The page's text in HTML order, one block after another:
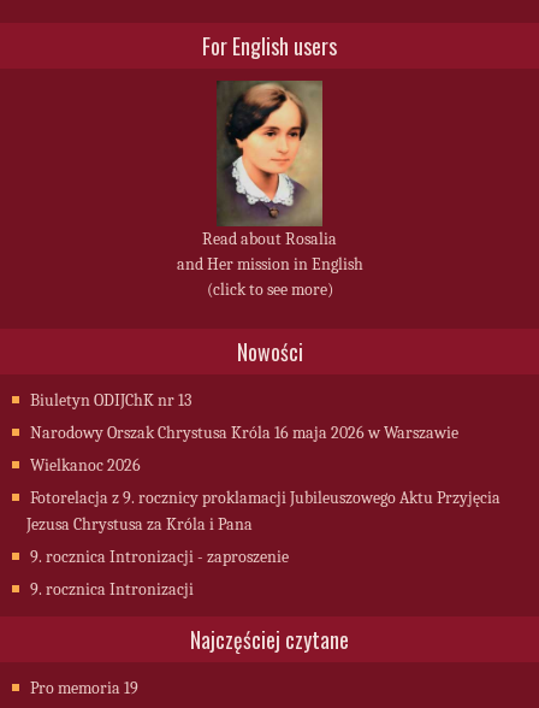
For English users
Read about Rosalia
and Her mission in English
(click to see more)
Nowości
Biuletyn ODIJChK nr 13
Narodowy Orszak Chrystusa Króla 16 maja 2026 w Warszawie
Wielkanoc 2026
Fotorelacja z 9. rocznicy proklamacji Jubileuszowego Aktu Przyjęcia
Jezusa Chrystusa za Króla i Pana
9. rocznica Intronizacji - zaproszenie
9. rocznica Intronizacji
Najczęściej czytane
Pro memoria 19